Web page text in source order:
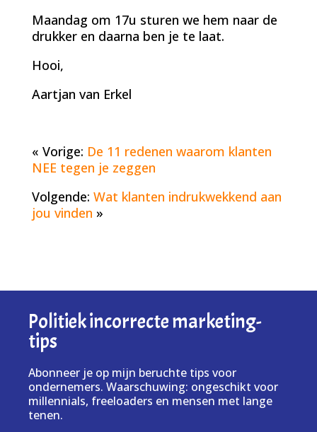
Maandag om 17u sturen we hem naar de
drukker en daarna ben je te laat.
Hooi,
Aartjan van Erkel
« Vorige: De 11 redenen waarom klanten
NEE tegen je zeggen
Volgende: Wat klanten indrukwekkend aan
jou vinden »
Politiek incorrecte marketing-
tips
Abonneer je op mijn beruchte tips voor
ondernemers. Waarschuwing: ongeschikt voor
millennials, freeloaders en mensen met lange
tenen.